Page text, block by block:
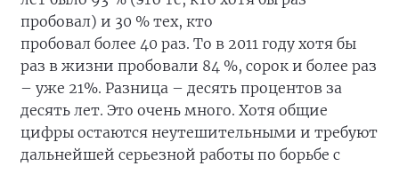
пробовал) и 30 % тех, кто
пробовал более 40 раз. То в 2011 году хотя бы
раз в жизни пробовали 84 %, сорок и более раз
– уже 21%. Разница – десять процентов за
десять лет. Это очень много. Хотя общие
цифры остаются неутешительными и требуют
дальнейшей серьезной работы по борьбе с